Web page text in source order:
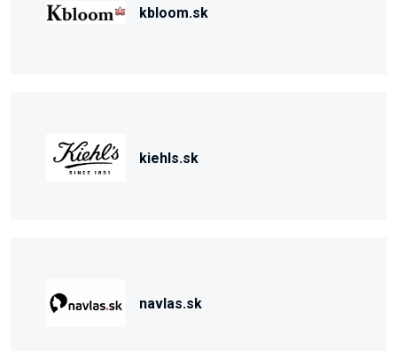
kbloom.sk
kiehls.sk
navlas.sk